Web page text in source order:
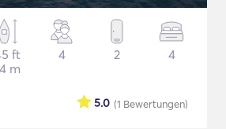
ft
m
4 2 4
(1 Bewertungen)
5.0